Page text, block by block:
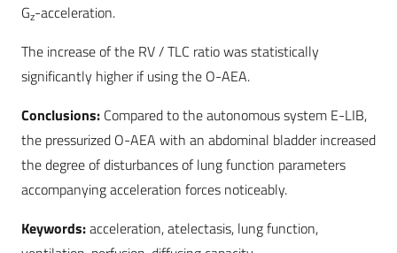
Gz-acceleration.
The increase of the RV / TLC ratio was statistically
significantly higher if using the O-AEA.
Conclusions: Compared to the autonomous system E-LIB,
the pressurized O-AEA with an abdominal bladder increased
the degree of disturbances of lung function parameters
accompanying acceleration forces noticeably.
Keywords:acceleration, atelectasis, lung function,